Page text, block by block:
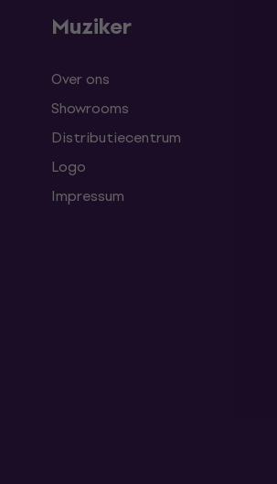
Muziker
Over ons
Showrooms
Distributiecentrum
Logo
Impressum